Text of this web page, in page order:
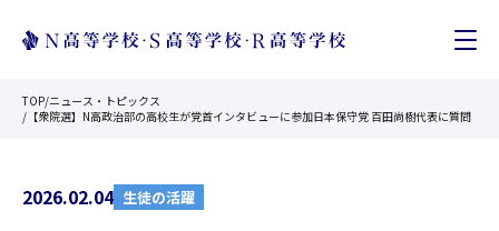
TOP/ニュース・トピックス
/ 【衆院選】N高政治部の高校生が党首インタビューに参加日本保守党 百田尚樹代表に質問
2026.02.04 生徒の活躍